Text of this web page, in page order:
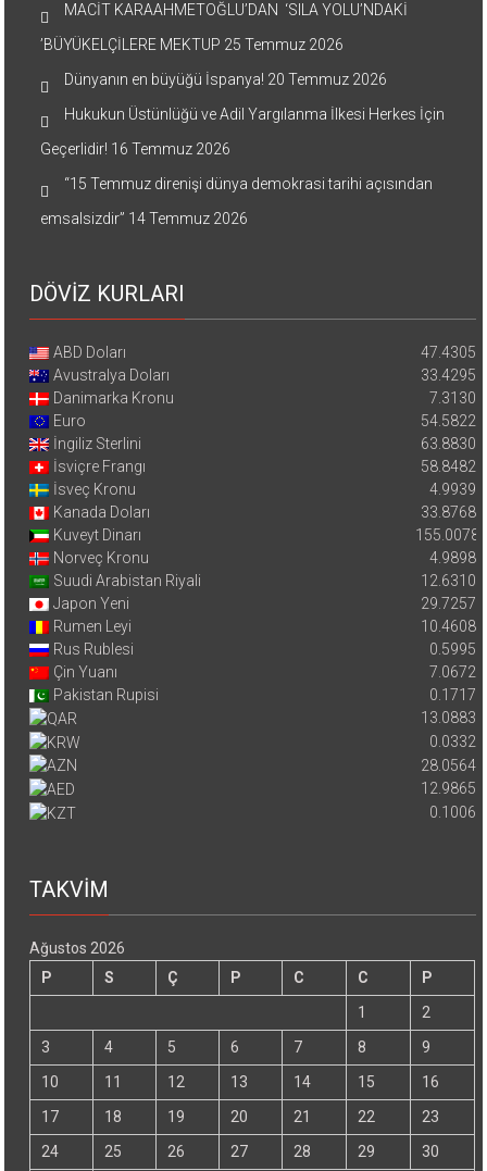
MACİT KARAAHMETOĞLU’DAN ‘SILA YOLU’NDAKİ
’BÜYÜKELÇİLERE MEKTUP 25 Temmuz 2026
Dünyanın en büyüğü İspanya! 20 Temmuz 2026
Hukukun Üstünlüğü ve Adil Yargılanma İlkesi Herkes İçin
Geçerlidir! 16 Temmuz 2026
“15 Temmuz direnişi dünya demokrasi tarihi açısından
emsalsizdir” 14 Temmuz 2026
DÖVİZ KURLARI
ABD Doları
47.4305
Avustralya Doları
33.4295
Danimarka Kronu
7.3130
Euro
54.5822
İngiliz Sterlini
63.8830
İsviçre Frangı
58.8482
İsveç Kronu
4.9939
Kanada Doları
33.8768
Kuveyt Dinarı
155.0078
Norveç Kronu
4.9898
Suudi Arabistan Riyali
12.6310
Japon Yeni
29.7257
Rumen Leyi
10.4608
Rus Rublesi
0.5995
Çin Yuanı
7.0672
Pakistan Rupisi
0.1717
13.0883
0.0332
28.0564
12.9865
0.1006
TAKVİM
Ağustos 2026
P
S Ç P C C
P
1
2
3
4 5 6 7 8
9
10
11 12 13 14 15
16
17
18 19 20 21 22
23
24
25 26 27 28 29 30